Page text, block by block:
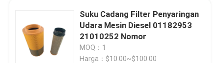
Suku Cadang Filter Penyaringan
Udara Mesin Diesel 01182953
21010252 Nomor
MOQ：1
Harga：$10.00~$100.00